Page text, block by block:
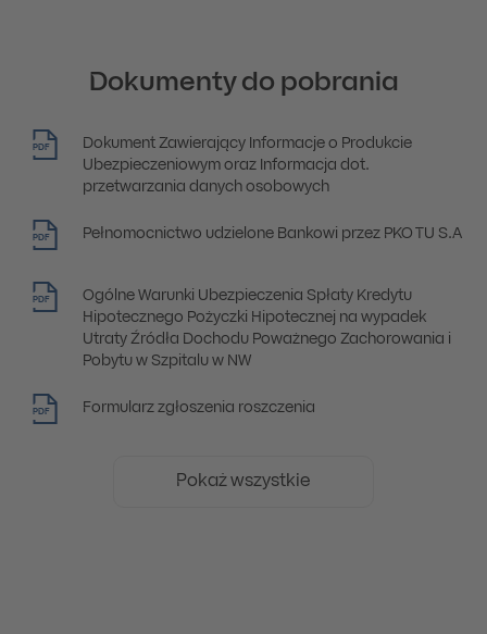
Dokumenty do pobrania
PDF
Dokument Zawierający Informacje o Produkcie
Ubezpieczeniowym oraz Informacja dot.
przetwarzania danych osobowych
PDF Pełnomocnictwo udzielone Bankowi przez PKO TU S.A
PDF
Ogólne Warunki Ubezpieczenia Spłaty Kredytu
Hipotecznego Pożyczki Hipotecznej na wypadek
Utraty Źródła Dochodu Poważnego Zachorowania i
Pobytu w Szpitalu w NW
PDF Formularz zgłoszenia roszczenia
Pokaż wszystkie